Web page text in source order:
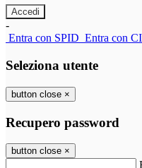
-
Entra con SPID Entra con
Seleziona utente
button close ×
Recupero password
button close ×